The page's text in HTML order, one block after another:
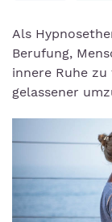
Als
Berufung,
innere Ruhe
gelassener